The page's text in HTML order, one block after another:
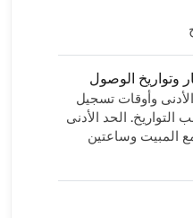
وتواريخ الوصول
وأوقات تسجيل
الحد الأدنى
مع المبيت وساعتين